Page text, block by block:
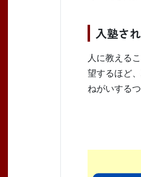
入塾さ
人に教える
望するほど
ねがいする